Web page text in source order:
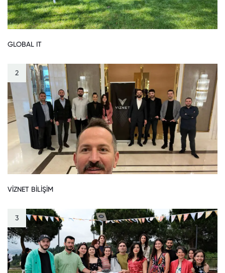
GLOBAL IT
2
VİZNET BİLİŞİM
3